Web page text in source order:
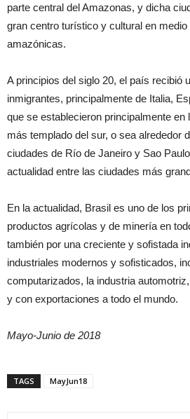
parte central del Amazonas, y dicha
gran centro turístico y cultural en
amazónicas.
A principios del siglo 20, el país recibió
inmigrantes, principalmente de Italia,
que se establecieron principalmente en
más templado del sur, o sea alrededor
ciudades de Río de Janeiro y Sao
actualidad entre las ciudades más
En la actualidad, Brasil es uno de los
productos agrícolas y de minería en
también por una creciente y sofistada
industriales modernos y sofisticados,
computarizados, la industria
y con exportaciones a todo el mundo.
Mayo-Junio de 2018
TAGS MayJun18